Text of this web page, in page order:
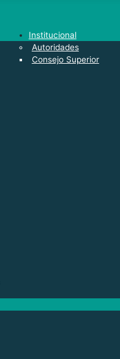
Institucional
Autoridades
Consejo Superior